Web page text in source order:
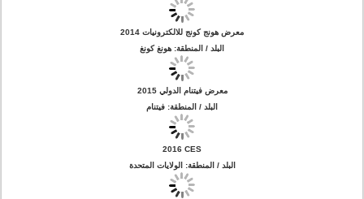
معرض هونج كونج للالكترونيات 2014
البلد / المنطقة: هونغ كونغ
2015 معرض فيتنام الدولي
البلد / المنطقة: فيتنام
2016 CES
البلد / المنطقة: الولايات المتحدة